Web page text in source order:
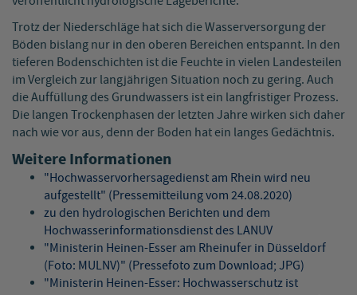
Trotz der Niederschläge hat sich die Wasserversorgung der
Böden bislang nur in den oberen Bereichen entspannt. In den
tieferen Bodenschichten ist die Feuchte in vielen Landesteilen
im Vergleich zur langjährigen Situation noch zu gering. Auch
die Auffüllung des Grundwassers ist ein langfristiger Prozess.
Die langen Trockenphasen der letzten Jahre wirken sich daher
nach wie vor aus, denn der Boden hat ein langes Gedächtnis.
Weitere Informationen
"Hochwasservorhersagedienst am Rhein wird neu
aufgestellt" (Pressemitteilung vom 24.08.2020)
zu den hydrologischen Berichten und dem
Hochwasserinformationsdienst des LANUV
"Ministerin Heinen-Esser am Rheinufer in Düsseldorf
(Foto: MULNV)" (Pressefoto zum Download; JPG)
"Ministerin Heinen-Esser: Hochwasserschutz ist